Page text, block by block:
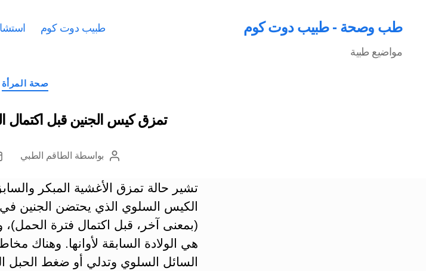
طب وصحة - طبيب دوت كوم
مواضيع طبية
طبيب دوت كوم
صحة المرأة
تمزق كيس الجنين قبل اكتمال الحمل
كاتببواسطة الطاقم الطبي
تشير حالة تمزق الأغشية المبكر
(بمعنى آخر، قبل اكتمال فترة الحمل)،
هي الولادة السابقة لأوانها. وهناك
السائل السلوي وتدلي أو ضغط الحبل